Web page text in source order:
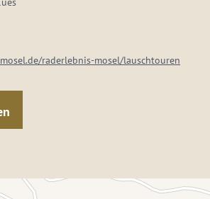
raderlebnis-mosel/lauschtouren